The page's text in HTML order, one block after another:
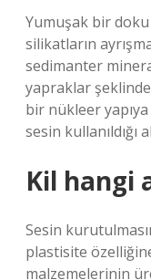
Yumuşak bir
silikatların
sedimanter
yapraklar
bir nükleer
sesin
Kil hangi
Sesin
plastisite
malzemelerinin